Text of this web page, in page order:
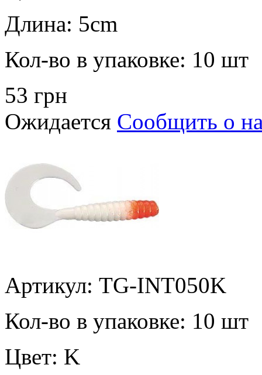
Длина: 5cm
Кол-во в упаковке: 10 шт
53 грн
Ожидается Сообщить о
Артикул: TG-INT050K
Кол-во в упаковке: 10 шт
Цвет: K